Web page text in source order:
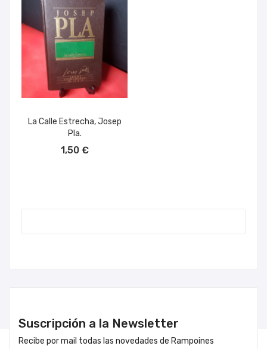
La Calle Estrecha, Josep
Pla.
1,50 €
Suscripción a la Newsletter
Recibe por mail todas las novedades de Rampoines